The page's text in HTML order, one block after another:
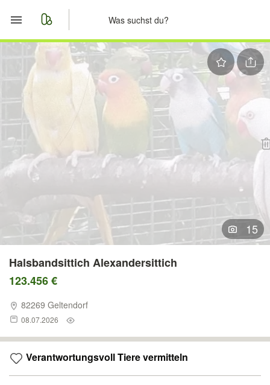
Merkliste
Nachrichten
Anzeige aufgeben
15
Halsbandsittich Alexandersittich
123.456 €
82269 Geltendorf
08.07.2026
Verantwortungsvoll Tiere vermitteln